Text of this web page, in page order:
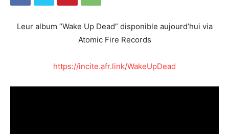
Leur album “Wake Up Dead” disponible aujourd’hui via
Atomic Fire Records
https://incite.afr.link/WakeUpDead